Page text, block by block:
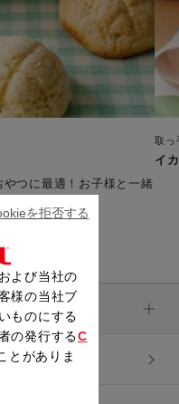
つに最適！お子様と一緒
取っ
イ
よび当社の
様の当社ブ
ものにする
の発行するC
とがありま
を拒否する